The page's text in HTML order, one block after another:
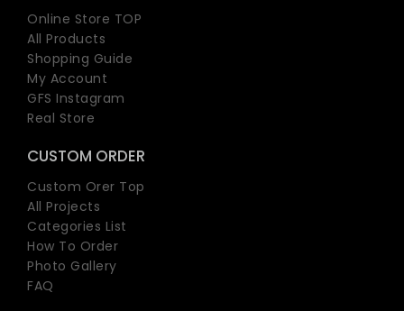
Online Store TOP
All Products
Shopping Guide
My Account
GFS Instagram
Real Store
CUSTOM ORDER
Custom Orer Top
All Projects
Categories List
How To Order
Photo Gallery
FAQ